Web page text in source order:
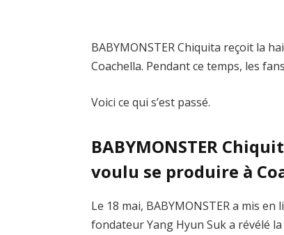
BABYMONSTER Chiquita reçoit la
Coachella. Pendant ce temps, les
Voici ce qui s’est passé.
BABYMONSTER
voulu se produire à
Le 18 mai, BABYMONSTER a mis
fondateur Yang Hyun Suk a révélé